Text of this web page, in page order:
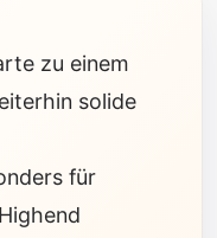
zu einem
solide
für